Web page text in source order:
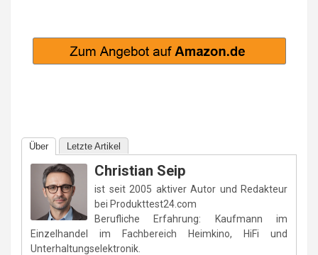
Über Letzte Artikel
Christian Seip
ist seit 2005 aktiver Autor und Redakteur
bei Produkttest24.com
Berufliche Erfahrung: Kaufmann im
Einzelhandel im Fachbereich Heimkino, HiFi und
Unterhaltungselektronik.